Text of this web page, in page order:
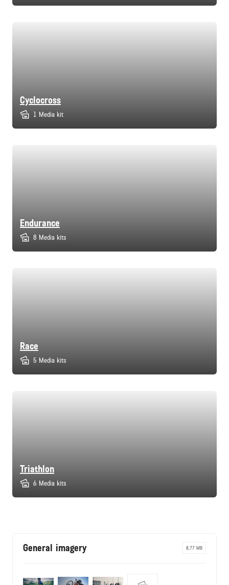
Cyclocross
1 Media kit
Endurance
8 Media kits
Race
5 Media kits
Triathlon
6 Media kits
General imagery 8,77 MB